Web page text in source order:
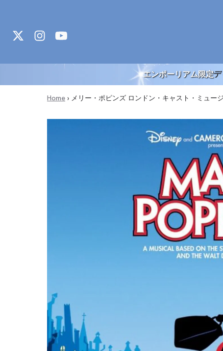
エンポーリアム限定デ
Home › メリー・ポピンズ ロンドン・キャスト・ミュー